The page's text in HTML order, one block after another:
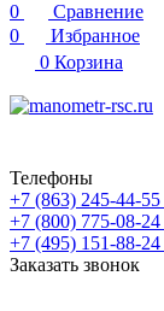
0
Сравнение
0
Избранное
0 Корзина
Телефоны
+7 (863) 245-44-55
+7 (800) 775-08-24
+7 (495) 151-88-24
Заказать звонок